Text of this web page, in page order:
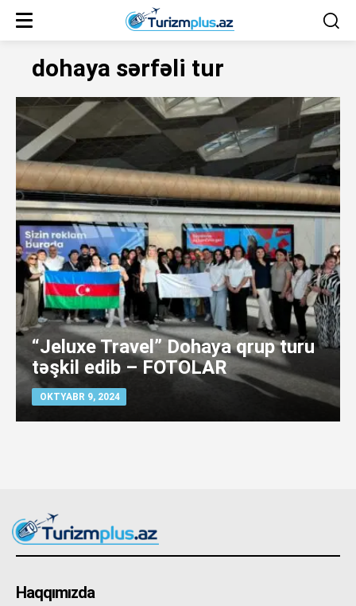
dohaya sərfəli tur
“Jeluxe Travel” Dohaya qrup turu
təşkil edib – FOTOLAR
OKTYABR 9, 2024
Haqqımızda